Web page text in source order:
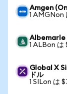
Amgen
1 AMGNon
Albemarle
1 ALBon は
Global X
ドル
1 SILon は